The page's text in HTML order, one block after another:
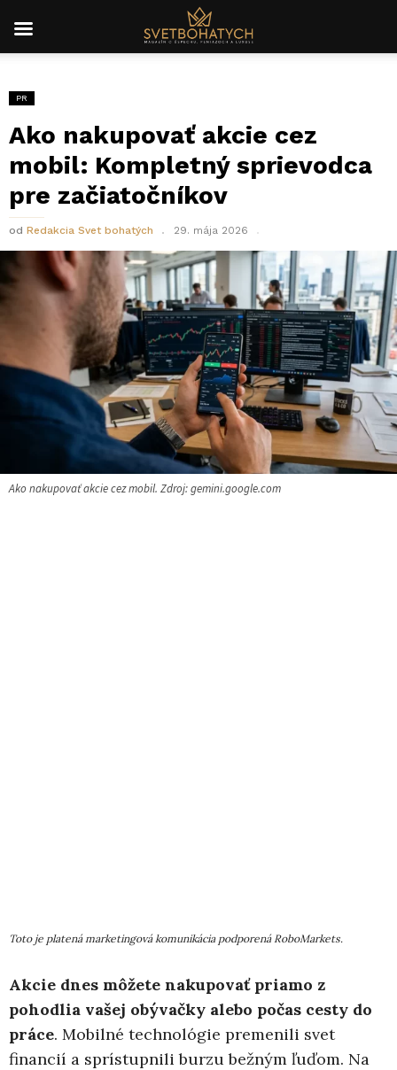
PR
Ako nakupovať akcie cez
mobil: Kompletný sprievodca
pre začiatočníkov
od Redakcia Svet bohatých 29. mája 2026
Ako nakupovať akcie cez mobil. Zdroj: gemini.google.com
Toto je platená marketingová komunikácia podporená RoboMarkets.
Akcie dnes môžete nakupovať priamo z
pohodlia vašej obývačky alebo počas cesty do
práce. Mobilné technológie premenili svet
financií a sprístupnili burzu bežným ľuďom. Na